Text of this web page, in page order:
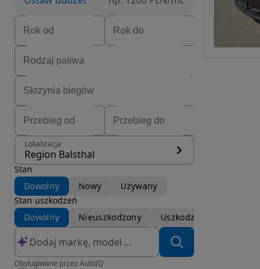
Lokalizacja
Region Balsthal
Stan
Dowolny
Nowy
Używany
Stan uszkodzeń
Dowolny
Nieuszkodzony Uszkodzony
Obsługiwane przez AutoIQ